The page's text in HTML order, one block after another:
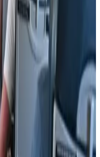
ليس للزينة.. تعرف
الطائرات المقاتلة
ماهو أفضل وقت لحجز
سفر لتوفير 40% من قيمة الرحلة
29 يوليو 2026
رادار الأخبار